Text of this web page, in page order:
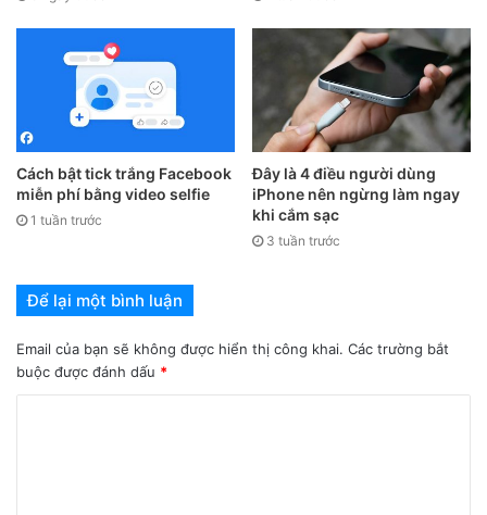
với các trận mưa như trút nước bằng cách chuẩn bị dù hoặc
áo mưa đầy đủ.
Về cơ bản, trên App Store có rất nhiều ứng dụng thời tiết
hỗ trợ kiểm tra lượng mưa và chất lượng không khí, đơn cử
như AccuWeather, The Weather Channel… Tuy nhiên, thay
vì phải cài đặt ứng dụng của bên thứ ba, người dùng chỉ cần
tận dụng phần mềm Weather (thời tiết) có sẵn trên iPhone
Cách bật tick trắng Facebook
miễn phí bằng video selfie
1 tuần trước
Đây là 4 điều người dùng
iPhone nên ngừng làm ngay
khi cắm sạc
3 tuần trước
Để lại một bình luận
Email của bạn sẽ không được hiển thị công khai. Các trường bắt
buộc được đánh dấu *